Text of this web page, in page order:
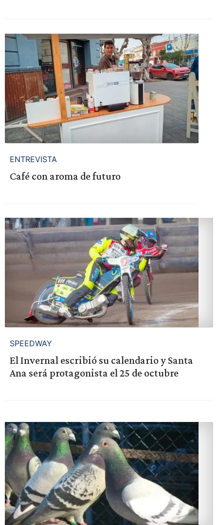
ENTREVISTA
Café con aroma de futuro
SPEEDWAY
El Invernal escribió su calendario y Santa
Ana será protagonista el 25 de octubre